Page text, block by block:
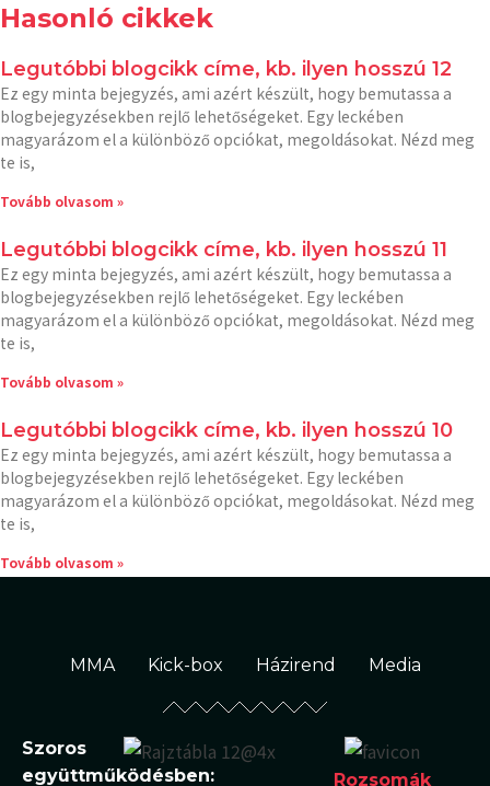
Hasonló cikkek
Legutóbbi blogcikk címe, kb. ilyen hosszú 12
Ez egy minta bejegyzés, ami azért készült, hogy bemutassa a
blogbejegyzésekben rejlő lehetőségeket. Egy leckében
magyarázom el a különböző opciókat, megoldásokat. Nézd meg
te is,
Tovább olvasom »
Legutóbbi blogcikk címe, kb. ilyen hosszú 11
Ez egy minta bejegyzés, ami azért készült, hogy bemutassa a
blogbejegyzésekben rejlő lehetőségeket. Egy leckében
magyarázom el a különböző opciókat, megoldásokat. Nézd meg
te is,
Tovább olvasom »
Legutóbbi blogcikk címe, kb. ilyen hosszú 10
Ez egy minta bejegyzés, ami azért készült, hogy bemutassa a
blogbejegyzésekben rejlő lehetőségeket. Egy leckében
magyarázom el a különböző opciókat, megoldásokat. Nézd meg
te is,
Tovább olvasom »
MMA Kick-box Házirend Media
Szoros
együttműködésben:
Rozsomák